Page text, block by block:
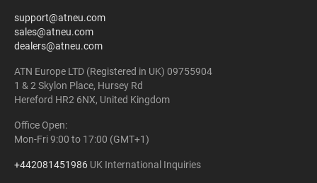
support@atneu.com
sales@atneu.com
dealers@atneu.com
ATN Europe LTD (Registered in UK) 09755904
1 & 2 Skylon Place, Hursey Rd
Hereford HR2 6NX, United Kingdom
Office Open:
Mon-Fri 9:00 to 17:00 (GMT+1)
+442081451986 UK International Inquiries